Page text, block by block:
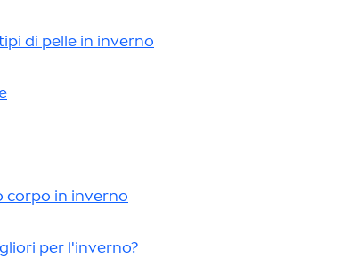
di pelle in inverno
corpo in inverno
per l'inverno?